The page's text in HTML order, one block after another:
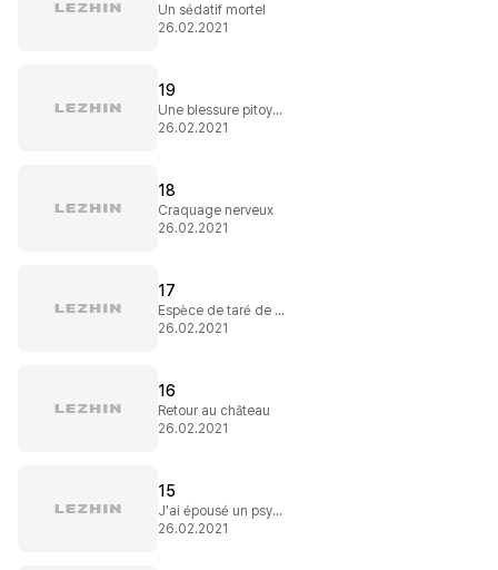
Un sédatif mortel
26.02.2021
19
Une blessure pitoyable
26.02.2021
18
Craquage nerveux
26.02.2021
17
Espèce de taré de pervers
26.02.2021
16
Retour au château
26.02.2021
15
J'ai épousé un psychopathe ?
26.02.2021